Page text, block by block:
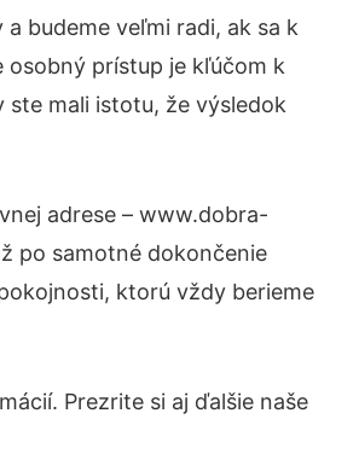
budeme veľmi radi, ak sa k
osobný prístup je kľúčom k
mali istotu, že výsledok
adrese – www.dobra-
po samotné dokončenie
ktorú vždy berieme
Prezrite si aj ďalšie naše